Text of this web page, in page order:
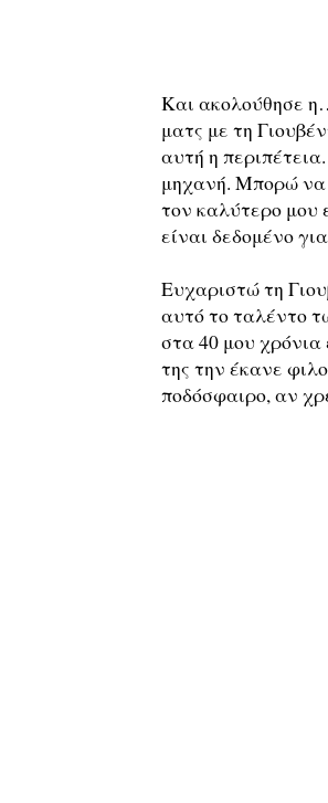
Και ακολούθησε
ματς με τη
αυτή η
μηχανή. Μπορώ να
τον καλύτερο μου
είναι δεδομένο
Ευχαριστώ τη
αυτό το ταλέντο
στα 40 μου χρόνια
της την έκανε
ποδόσφαιρο, αν